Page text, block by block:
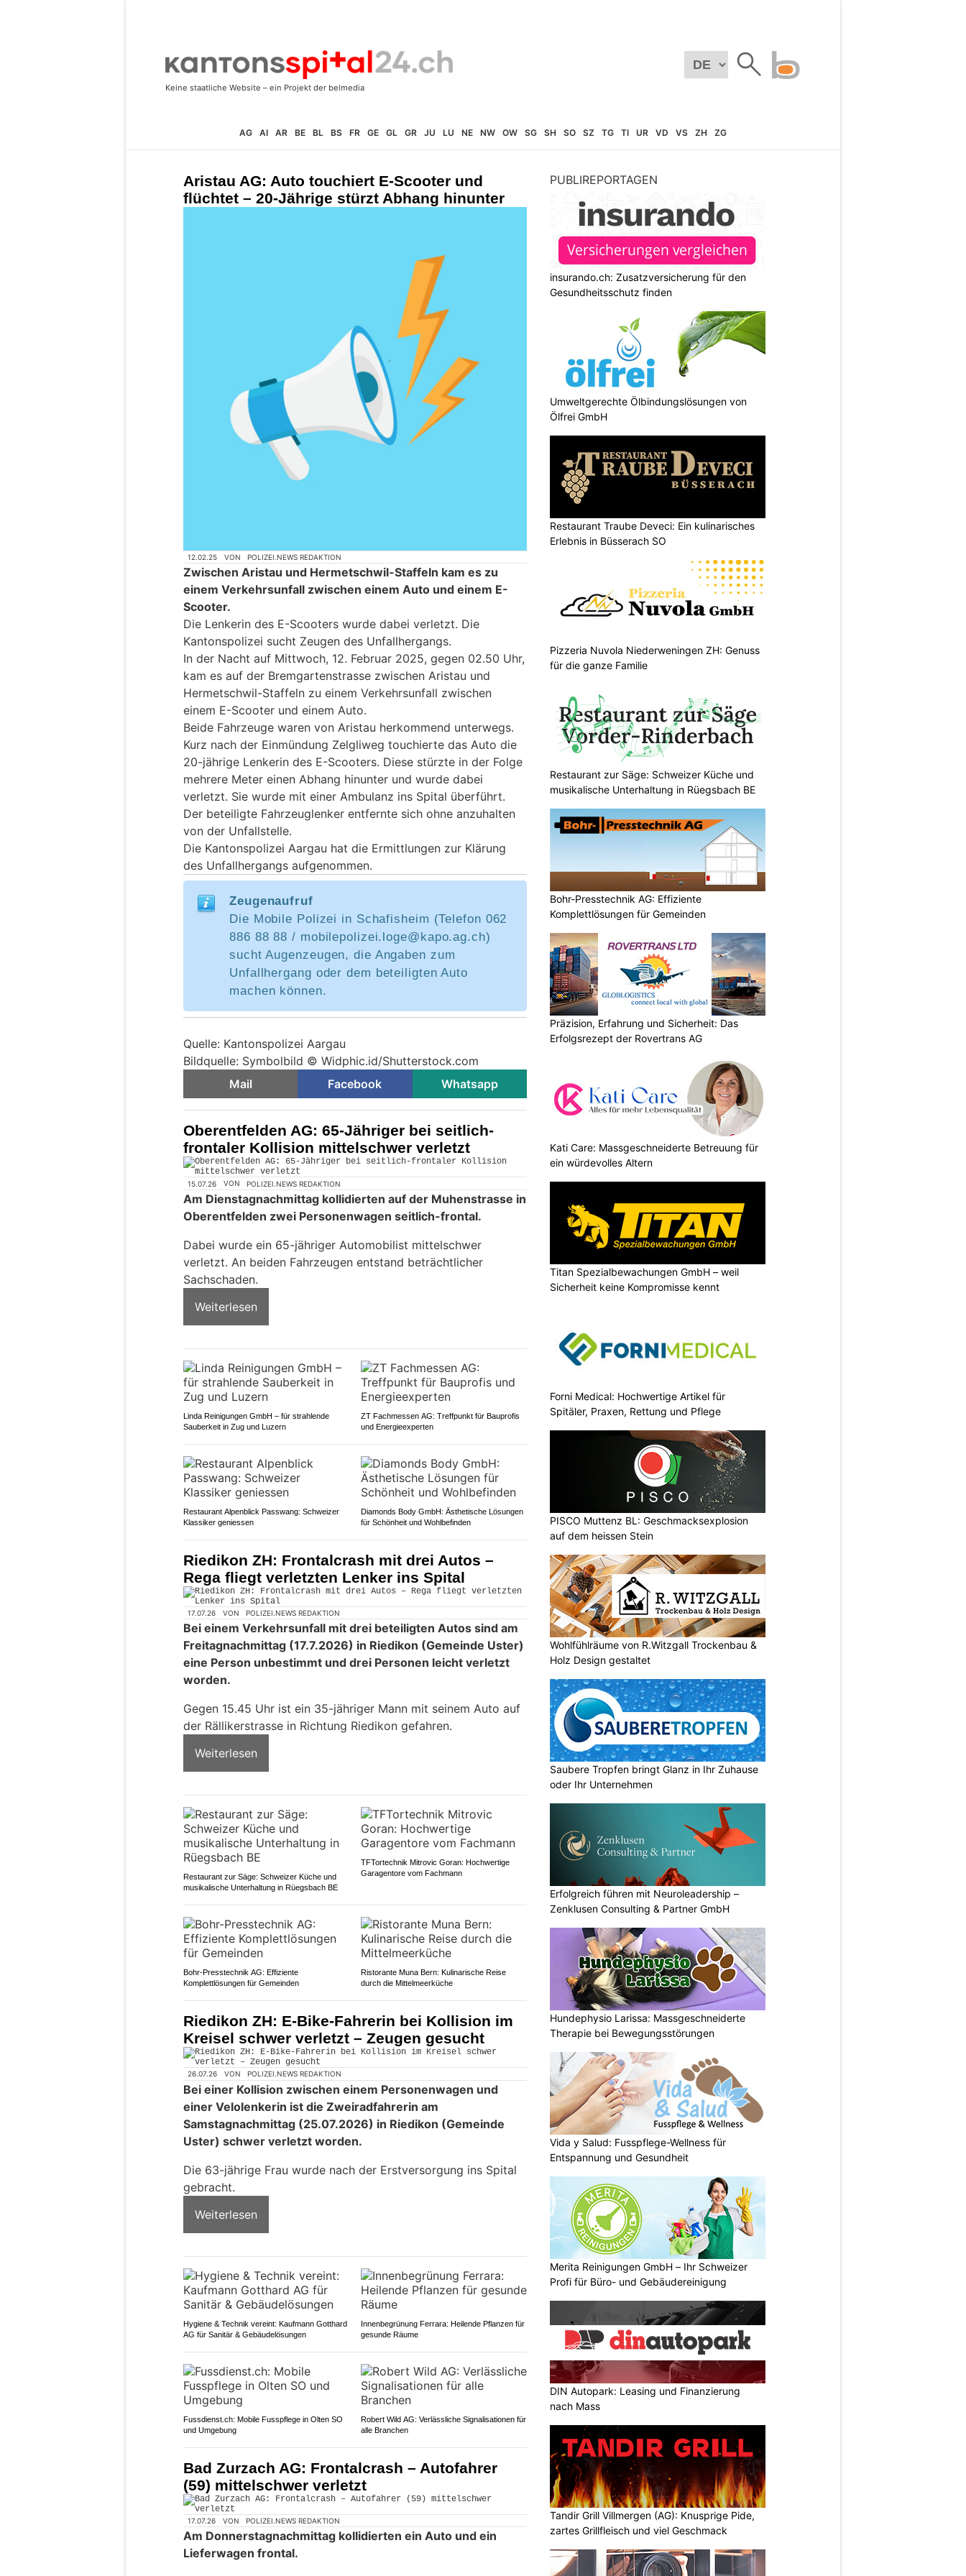
AG AI AR BE BL BS FR GE GL GR JU LU NE NW OW SG SH SO SZ TG TI UR VD VS ZH ZG
Aristau AG: Auto touchiert E-Scooter und
flüchtet – 20-Jährige stürzt Abhang hinunter
12.02.25 VON POLIZEI.NEWS REDAKTION
Zwischen Aristau und Hermetschwil-Staffeln kam es zu
einem Verkehrsunfall zwischen einem Auto und einem E-
Scooter.
Die Lenkerin des E-Scooters wurde dabei verletzt. Die
Kantonspolizei sucht Zeugen des Unfallhergangs.
In der Nacht auf Mittwoch, 12. Februar 2025, gegen 02.50 Uhr,
kam es auf der Bremgartenstrasse zwischen Aristau und
Hermetschwil-Staffeln zu einem Verkehrsunfall zwischen
einem E-Scooter und einem Auto.
Beide Fahrzeuge waren von Aristau herkommend unterwegs.
Kurz nach der Einmündung Zelgliweg touchierte das Auto die
20-jährige Lenkerin des E-Scooters. Diese stürzte in der Folge
mehrere Meter einen Abhang hinunter und wurde dabei
verletzt. Sie wurde mit einer Ambulanz ins Spital überführt.
Der beteiligte Fahrzeuglenker entfernte sich ohne anzuhalten
von der Unfallstelle.
Die Kantonspolizei Aargau hat die Ermittlungen zur Klärung
des Unfallhergangs aufgenommen.
Zeugenaufruf
Die Mobile Polizei in Schafisheim (Telefon 062
886 88 88 / mobilepolizei.loge@kapo.ag.ch)
sucht Augenzeugen, die Angaben zum
Unfallhergang oder dem beteiligten Auto
machen können.
Quelle: Kantonspolizei Aargau
Bildquelle: Symbolbild © Widphic.id/Shutterstock.com
Mail
Facebook Whatsapp
Oberentfelden AG: 65-Jähriger bei seitlich-
frontaler Kollision mittelschwer verletzt
15.07.26 VON POLIZEI.NEWS REDAKTION
Am Dienstagnachmittag kollidierten auf der Muhenstrasse in
Oberentfelden zwei Personenwagen seitlich-frontal.
Dabei wurde ein 65-jähriger Automobilist mittelschwer
verletzt. An beiden Fahrzeugen entstand beträchtlicher
Sachschaden.
Weiterlesen
Linda Reinigungen GmbH – für strahlende
Sauberkeit in Zug und Luzern
ZT Fachmessen AG: Treffpunkt für Bauprofis
und Energieexperten
Restaurant Alpenblick Passwang: Schweizer
Klassiker geniessen
Diamonds Body GmbH: Ästhetische Lösungen
für Schönheit und Wohlbefinden
Riedikon ZH: Frontalcrash mit drei Autos –
Rega fliegt verletzten Lenker ins Spital
17.07.26 VON POLIZEI.NEWS REDAKTION
Bei einem Verkehrsunfall mit drei beteiligten Autos sind am
Freitagnachmittag (17.7.2026) in Riedikon (Gemeinde Uster)
eine Person unbestimmt und drei Personen leicht verletzt
worden.
Gegen 15.45 Uhr ist ein 35-jähriger Mann mit seinem Auto auf
der Rällikerstrasse in Richtung Riedikon gefahren.
Weiterlesen
Restaurant zur Säge: Schweizer Küche und
musikalische Unterhaltung in Rüegsbach BE
TFTortechnik Mitrovic Goran: Hochwertige
Garagentore vom Fachmann
Bohr-Presstechnik AG: Effiziente
Komplettlösungen für Gemeinden
Ristorante Muna Bern: Kulinarische Reise
durch die Mittelmeerküche
Riedikon ZH: E-Bike-Fahrerin bei Kollision im
Kreisel schwer verletzt – Zeugen gesucht
26.07.26 VON POLIZEI.NEWS REDAKTION
Bei einer Kollision zwischen einem Personenwagen und
einer Velolenkerin ist die Zweiradfahrerin am
Samstagnachmittag (25.07.2026) in Riedikon (Gemeinde
Uster) schwer verletzt worden.
Die 63-jährige Frau wurde nach der Erstversorgung ins Spital
gebracht.
Weiterlesen
Hygiene & Technik vereint: Kaufmann Gotthard
AG für Sanitär & Gebäudelösungen
Innenbegrünung Ferrara: Heilende Pflanzen für
gesunde Räume
Fussdienst.ch: Mobile Fusspflege in Olten SO
und Umgebung
Robert Wild AG: Verlässliche Signalisationen für
alle Branchen
Bad Zurzach AG: Frontalcrash – Autofahrer
(59) mittelschwer verletzt
17.07.26 VON POLIZEI.NEWS REDAKTION
Am Donnerstagnachmittag kollidierten ein Auto und ein
Lieferwagen frontal.
PUBLIREPORTAGEN
insurando.ch: Zusatzversicherung für den
Gesundheitsschutz finden
Umweltgerechte Ölbindungslösungen von
Ölfrei GmbH
Restaurant Traube Deveci: Ein kulinarisches
Erlebnis in Büsserach SO
Pizzeria Nuvola Niederweningen ZH: Genuss
für die ganze Familie
Restaurant zur Säge: Schweizer Küche und
musikalische Unterhaltung in Rüegsbach BE
Bohr-Presstechnik AG: Effiziente
Komplettlösungen für Gemeinden
Präzision, Erfahrung und Sicherheit: Das
Erfolgsrezept der Rovertrans AG
Kati Care: Massgeschneiderte Betreuung für
ein würdevolles Altern
Titan Spezialbewachungen GmbH – weil
Sicherheit keine Kompromisse kennt
Forni Medical: Hochwertige Artikel für
Spitäler, Praxen, Rettung und Pflege
PISCO Muttenz BL: Geschmacksexplosion
auf dem heissen Stein
Wohlfühlräume von R.Witzgall Trockenbau &
Holz Design gestaltet
Saubere Tropfen bringt Glanz in Ihr Zuhause
oder Ihr Unternehmen
Erfolgreich führen mit Neuroleadership –
Zenklusen Consulting & Partner GmbH
Hundephysio Larissa: Massgeschneiderte
Therapie bei Bewegungsstörungen
Vida y Salud: Fusspflege-Wellness für
Entspannung und Gesundheit
Merita Reinigungen GmbH – Ihr Schweizer
Profi für Büro- und Gebäudereinigung
DIN Autopark: Leasing und Finanzierung
nach Mass
Tandir Grill Villmergen (AG): Knusprige Pide,
zartes Grillfleisch und viel Geschmack